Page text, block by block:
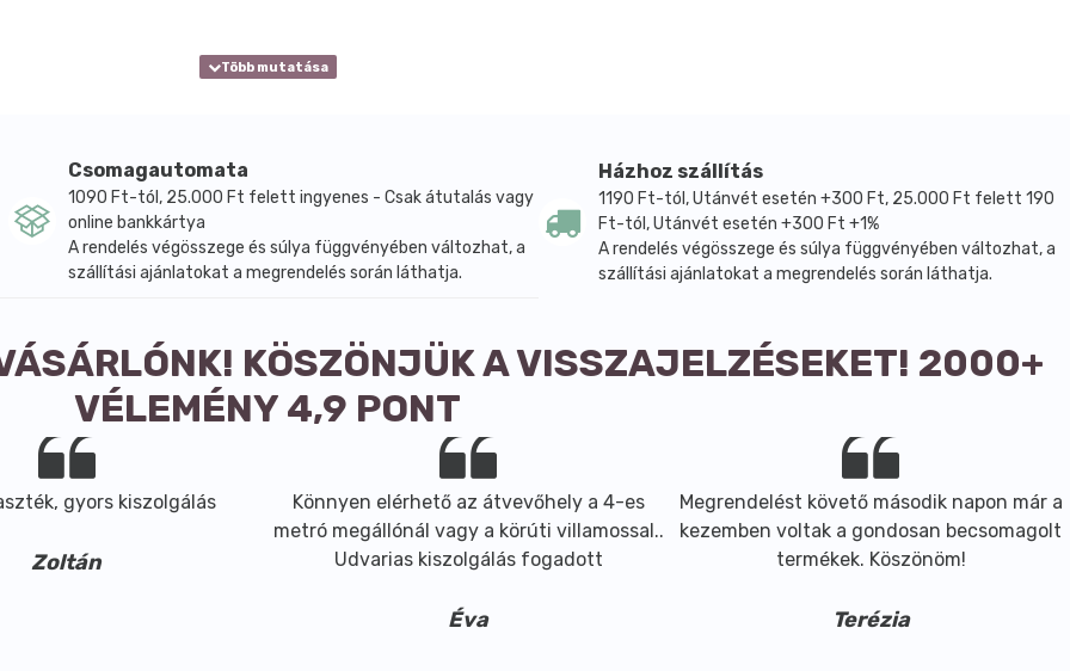
karaktere mindenki szerint keleties, törökös hangulatot idéz. Bár a vörös áfonya önmagában egy savanykás
ilyen édességre és mézességre tesz szert. Próbálja ki ezt a titkos favoritot, sokak abszolút kedvenc sült
Csomagautomata
1090 Ft-tól, 25.000 Ft felett ingyenes - Csak átutalás vagy
online bankkártya
A rendelés végösszege és súlya függvényében változhat, a
szállítási ajánlatokat a megrendelés során láthatja.
Házhoz szállítás
1190 Ft-tól, Utánvét esetén +300 Ft, 25.000 Ft felett 190
Ft-tól, Utánvét esetén +300 Ft +1%
A rendelés végösszege és súlya függvényében változhat, a
szállítási ajánlatokat a megrendelés során láthatja.
KÖSZÖNJÜK A VISSZAJELZÉSEKET! 2000+
VÉLEMÉNY 4,9 PONT
gyors kiszolgálás
Zoltán
Könnyen elérhető az átvevőhely a 4-es
metró megállónál vagy a körúti villamossal..
Udvarias kiszolgálás fogadott
Éva
Megrendelést követő második napon már a
kezemben voltak a gondosan becsomagolt
termékek. Köszönöm!
Terézia